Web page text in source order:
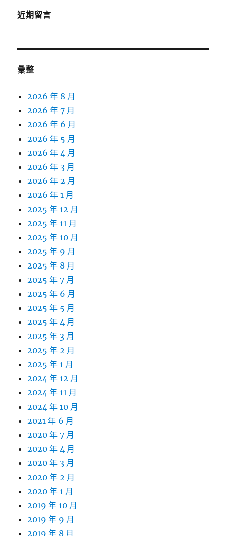
近期留言
彙整
2026 年 8 月
2026 年 7 月
2026 年 6 月
2026 年 5 月
2026 年 4 月
2026 年 3 月
2026 年 2 月
2026 年 1 月
2025 年 12 月
2025 年 11 月
2025 年 10 月
2025 年 9 月
2025 年 8 月
2025 年 7 月
2025 年 6 月
2025 年 5 月
2025 年 4 月
2025 年 3 月
2025 年 2 月
2025 年 1 月
2024 年 12 月
2024 年 11 月
2024 年 10 月
2021 年 6 月
2020 年 7 月
2020 年 4 月
2020 年 3 月
2020 年 2 月
2020 年 1 月
2019 年 10 月
2019 年 9 月
2019 年 8 月